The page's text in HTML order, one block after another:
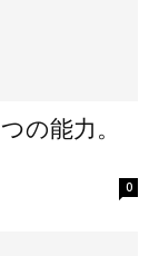
の能力。
0